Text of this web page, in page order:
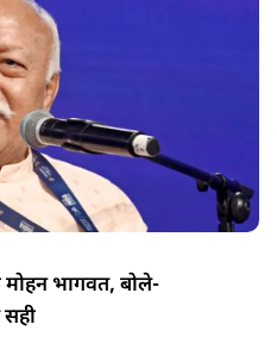
भागवत, बोले-